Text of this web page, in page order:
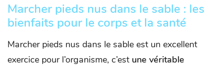
Marcher pieds nus dans le sable : les
bienfaits pour le corps et la santé
Marcher pieds nus dans le sable est un excellent
exercice pour l’organisme, c’est une véritable